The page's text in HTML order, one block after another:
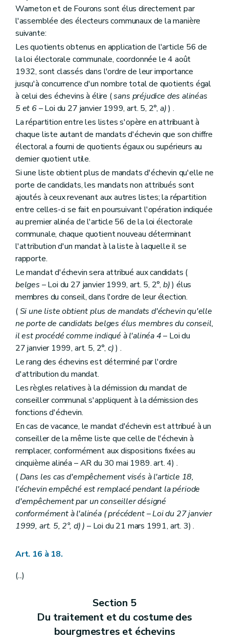
Art. 170
Art. 171
Art. 171
Section première Des missions de police administrative
Art. 172
Art. 172 bis
Art. 173 et 174
Art. 175
Art. 176 à 188
Chapitre III Du personnel de la police communale
Section première Dispositiolns générales
Art. 189
Section 2 De la police urbaine
Art. 190
Art. 191
Art. 193
Art. 194
Art. 195
Art. 196 à 200
Section 3 De la police rurale
Art. 201
Art. 202
Art. 203
Art. 206
Art. 207
Art. 208
Art. 209
Art. 210 à 214
Art. 215
Section 4 Dispositions communes aux membres de la police urbaine ou de la police rurale
Art. 216
Art. 217
Art. 218 à 220
Chapitre IV Dispositions diverses
Art. 221
Art. 222 et 223
Art. 223bis
Art. 224
Art. 226
Art. 226bis
Art. 227
Art. 227
bis
Art. 228
Art. 229
Art. 230
Titre V
Des biens et revenus de la commune
Chapitre premier Des donations et des legs à la commune
Art. 231
Chapitre II Des contrats
Art. 236
Art. 241
Art. 242 à 243
Art. 244
Warneton et de Fourons sont élus directement par
l'assemblée des électeurs communaux de la manière
suivante:
Les quotients obtenus en application de l'article 56 de
la loi électorale communale, coordonnée le 4 août
1932, sont classés dans l'ordre de leur importance
jusqu'à concurrence d'un nombre total de quotients égal
à celui des échevins à élire (sans préjudice des alinéas
5 et 6– Loi du 27 janvier 1999, art. 5, 2°, a)) .
La répartition entre les listes s'opère en attribuant à
chaque liste autant de mandats d'échevin que son chiffre
électoral a fourni de quotients égaux ou supérieurs au
dernier quotient utile.
Si une liste obtient plus de mandats d'échevin qu'elle ne
porte de candidats, les mandats non attribués sont
ajoutés à ceux revenant aux autres listes; la répartition
entre celles-ci se fait en poursuivant l'opération indiquée
au premier alinéa de l'article 56 de la loi électorale
communale, chaque quotient nouveau déterminant
l'attribution d'un mandat à la liste à laquelle il se
rapporte.
Le mandat d'échevin sera attribué aux candidats (
belges – Loi du 27 janvier 1999, art. 5, 2°, b)) élus
membres du conseil, dans l'ordre de leur élection.
(Si une liste obtient plus de mandats d'échevin qu'elle
ne porte de candidats belges élus membres du conseil,
il est procédé comme indiqué à l'alinéa 4– Loi du
27 janvier 1999, art. 5, 2°, c)) .
Le rang des échevins est déterminé par l'ordre
d'attribution du mandat.
Les règles relatives à la démission du mandat de
conseiller communal s'appliquent à la démission des
fonctions d'échevin.
En cas de vacance, le mandat d'échevin est attribué à un
conseiller de la même liste que celle de l'échevin à
remplacer, conformément aux dispositions fixées au
cinquième alinéa – AR du 30 mai 1989. art. 4) .
(Dans les cas d'empêchement visés à l'article 18,
l'échevin empêché est remplacé pendant la période
d'empêchement par un conseiller désigné
conformément à l'alinéa (précédent– Loi du 27 janvier
1999, art. 5, 2°, d)) – Loi du 21 mars 1991, art. 3) .
Art. 16 à 18.
(...)
Section 5
Du traitement et du costume des
bourgmestres et échevins